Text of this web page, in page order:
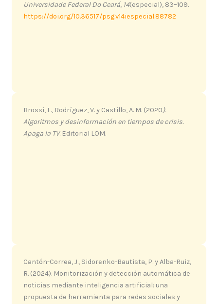
Universidade Federal Do Ceará, 14(especial), 83–109.
https://doi.org/10.36517/psg.v14iespecial.88782
Brossi, L., Rodríguez, V. y Castillo, A. M. (2020).
Algoritmos y desinformación en tiempos de crisis.
Apaga la TV. Editorial LOM.
Cantón-Correa, J., Sidorenko-Bautista, P. y Alba-Ruiz,
R. (2024). Monitorización y detección automática de
noticias mediante inteligencia artificial: una
propuesta de herramienta para redes sociales y